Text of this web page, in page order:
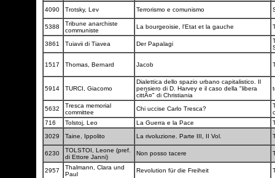
4090 Trotsky, Lev Terrorismo e comunismo
5388
Tribune anarchiste
communiste
La bourgeoisie, l'Etat et la gauche
3861 Tuiavii di Tiavea Der Papalagi
1517 Thomas, Bernard Jacob
5914 TURCI, Giacomo
Dialettica dello spazio urbano capitalistico. Il
pensiero di D. Harvey e il caso della "libera
cittÃ¤" di Christiania
5632
Tresca memorial
committee
Chi uccise Carlo Tresca?
716
Tolstoj, Leo La Guerra e la Pace
3029
Taine, Ippolito La rivoluzione. Parte III, II Vol.
6230
TOLSTOI, Leone (pref.
di Ettore Janni)
Non posso tacere
2957
Thalmann, Clara und
Paul
Revolution für die Freiheit